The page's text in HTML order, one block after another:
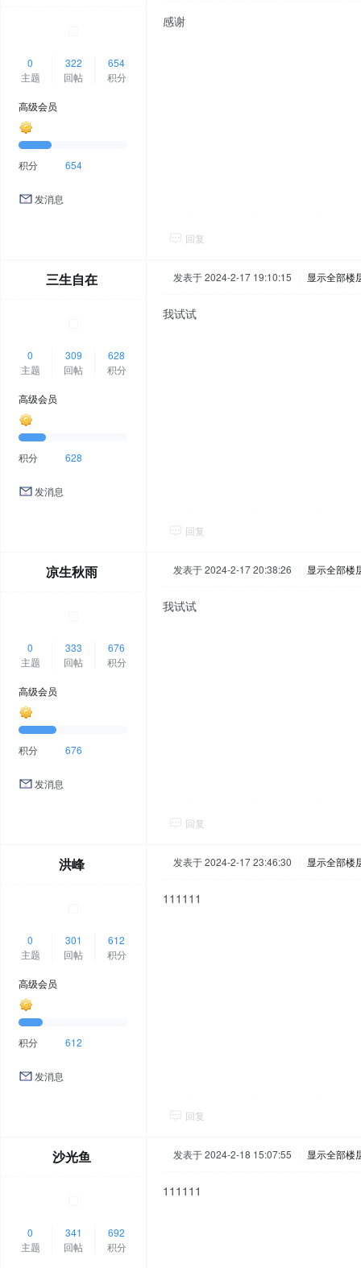
0
主题
322
回帖
654
积分
高级会员
积分 654
发消息
感谢
回复
三生自在
0
主题
309
回帖
628
积分
高级会员
积分 628
发消息
发表于 2024-2-17 19:10:15 显示全部楼
我试试
回复
凉生秋雨
0
主题
333
回帖
676
积分
高级会员
积分 676
发消息
发表于 2024-2-17 20:38:26 显示全部楼
我试试
回复
洪峰
0
主题
301
回帖
612
积分
高级会员
积分 612
发消息
发表于 2024-2-17 23:46:30 显示全部楼
111111
回复
沙光鱼
0
主题
341
回帖
692
积分
发表于 2024-2-18 15:07:55 显示全部楼
111111